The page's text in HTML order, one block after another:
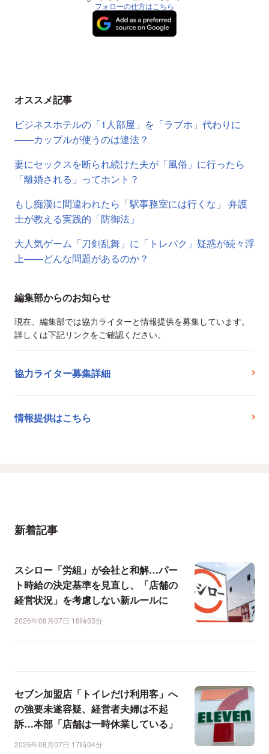
フォローの仕方はこちら
オススメ記事
ビジネスホテルの「1人部屋」を「ラブホ」代わりに
――カップルが使うのは違法？
妻にセックスを断られ続けた夫が「風俗」に行ったら
「離婚される」ってホント？
もし痴漢に間違われたら「駅事務室には行くな」 弁護
士が教える実践的「防御法」
大人気ゲーム「刀剣乱舞」に「トレパク」疑惑が続々浮
上――どんな問題があるのか？
編集部からのお知らせ
現在、編集部では協力ライターと情報提供を募集しています。
詳しくは下記リンクをご確認ください。
協力ライター募集詳細
情報提供はこちら
新着記事
スシロー「労組」が会社と和解…パー
ト時給の決定基準を見直し、「店舗の
経営状況」を考慮しない新ルールに
2026年08月07日 18時53分
セブン加盟店「トイレだけ利用客」へ
の強要未遂容疑、経営者夫婦は不起
訴…本部「店舗は一時休業している」
2026年08月07日 17時04分